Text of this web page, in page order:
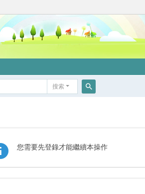
搜索
您需要先登錄才能繼續本操作